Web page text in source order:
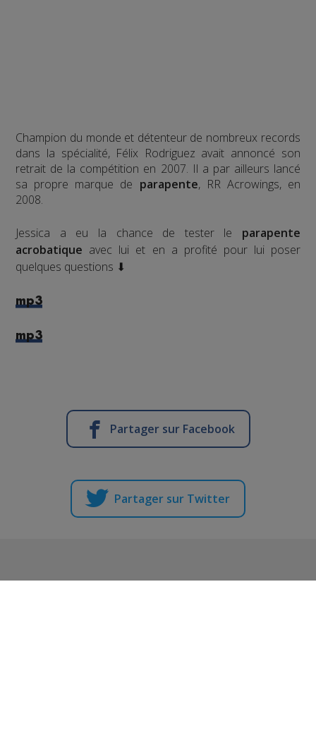
Champion du monde et détenteur de nombreux records
dans la spécialité, Félix Rodriguez avait annoncé son
retrait de la compétition en 2007. Il a par ailleurs lancé
sa propre marque de parapente, RR Acrowings, en
2008.
Jessica a eu la chance de tester le parapente
acrobatique avec lui et en a profité pour lui poser
quelques questions ⬇
mp3
mp3
Partager sur Facebook
Partager sur Twitter
Vous en voulez encore ?